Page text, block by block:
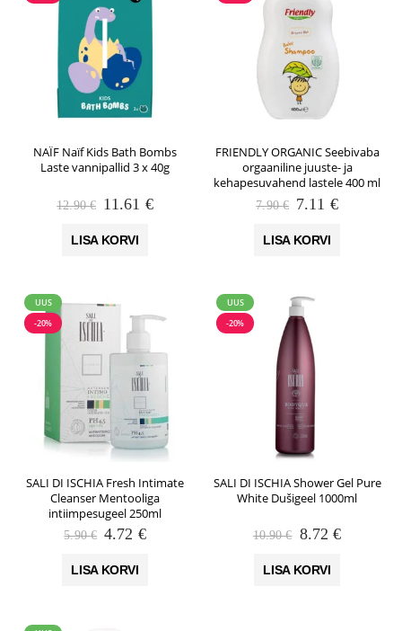
NAÏF Naïf Kids Bath Bombs
Laste vannipallid 3 x 40g
12.90€ Algne
oli:
11.61 €Praegune
LISA KORVI
FRIENDLY ORGANIC Seebivaba
orgaaniline juuste- ja
kehapesuvahend lastele 400 ml
7.90€ Algne
oli:
7.11 €Praegune
LISA KORVI
UUS
-20%
SALI DI ISCHIA Fresh Intimate
Cleanser Mentooliga
intiimpesugeel 250ml
5.90€ Algne
oli:
4.72 €Praegune
LISA KORVI
UUS
-20%
SALI DI ISCHIA Shower Gel Pure
White Dušigeel 1000ml
10.90€ Algne
oli:
8.72€Praegune
LISA KORVI